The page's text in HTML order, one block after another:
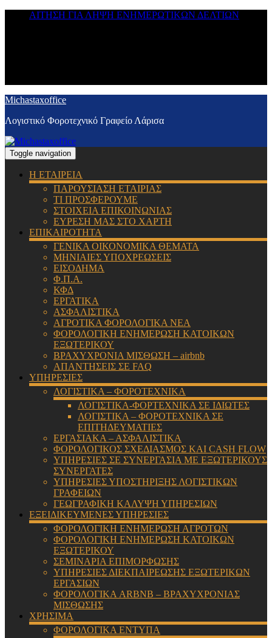
ΑΙΤΗΣΗ ΓΙΑ ΛΗΨΗ ΕΝΗΜΕΡΩΤΙΚΩΝ ΔΕΛΤΙΩΝ
Michastaxoffice
Λογιστικό Φοροτεχνικό Γραφείο Λάρισα
Toggle navigation
Η ΕΤΑΙΡΕΙΑ
ΠΑΡΟΥΣΙΑΣΗ ΕΤΑΙΡΙΑΣ
ΤΙ ΠΡΟΣΦΕΡΟΥΜΕ
ΣΤΟΙΧΕΙΑ ΕΠΙΚΟΙΝΩΝΙΑΣ
ΕΥΡΕΣΗ ΜΑΣ ΣΤΟ ΧΑΡΤΗ
ΕΠΙΚΑΙΡΟΤΗΤΑ
ΓΕΝΙΚΑ ΟΙΚΟΝΟΜΙΚΑ ΘΕΜΑΤΑ
ΜΗΝΙΑΙΕΣ ΥΠΟΧΡΕΩΣΕΙΣ
ΕΙΣΟΔΗΜΑ
Φ.Π.Α.
ΚΦΔ
ΕΡΓΑΤΙΚΑ
ΑΣΦΑΛΙΣΤΙΚΑ
ΑΓΡΟΤΙΚΑ ΦΟΡΟΛΟΓΙΚΑ ΝΕΑ
ΦΟΡΟΛΟΓΙΚΗ ΕΝΗΜΕΡΩΣΗ ΚΑΤΟΙΚΩΝ
ΕΞΩΤΕΡΙΚΟΥ
ΒΡΑΧΥΧΡΟΝΙΑ ΜΙΣΘΩΣΗ – airbnb
ΑΠΑΝΤΗΣΕΙΣ ΣΕ FAQ
ΥΠΗΡΕΣΙΕΣ
ΛΟΓΙΣΤΙΚΑ – ΦΟΡΟΤΕΧΝΙΚΑ
ΛΟΓΙΣΤΙΚΑ-ΦΟΡΤΕΧΝΙΚΑ ΣΕ ΙΔΙΩΤΕΣ
ΛΟΓΙΣΤΙΚΑ – ΦΟΡΟΤΕΧΝΙΚΑ ΣΕ
ΕΠΙΤΗΔΕΥΜΑΤΙΕΣ
ΕΡΓΑΣΙΑΚΑ – ΑΣΦΑΛΙΣΤΙΚΑ
ΦΟΡΟΛΟΓΙΚΟΣ ΣΧΕΔΙΑΣΜΟΣ ΚΑΙ CASH FLOW
ΥΠΗΡΕΣΙΕΣ ΣΕ ΣΥΝΕΡΓΑΣΙΑ ΜΕ ΕΞΩΤΕΡΙΚΟΥΣ
ΣΥΝΕΡΓΑΤΕΣ
ΥΠΗΡΕΣΙΕΣ ΥΠΟΣΤΗΡΙΞΗΣ ΛΟΓΙΣΤΙΚΩΝ
ΓΡΑΦΕΙΩΝ
ΓΕΩΓΡΑΦΙΚΗ ΚΑΛΥΨΗ ΥΠΗΡΕΣΙΩΝ
ΕΞΕΙΔΙΚΕΥΜΕΝΕΣ ΥΠΗΡΕΣΙΕΣ
ΦΟΡΟΛΟΓΙΚΗ ΕΝΗΜΕΡΩΣΗ ΑΓΡΟΤΩΝ
ΦΟΡΟΛΟΓΙΚΗ ΕΝΗΜΕΡΩΣΗ ΚΑΤΟΙΚΩΝ
ΕΞΩΤΕΡΙΚΟΥ
ΣΕΜΙΝΑΡΙΑ ΕΠΙΜΟΡΦΩΣΗΣ
ΥΠΗΡΕΣΙΕΣ ΔΙΕΚΠΑΙΡΕΩΣΗΣ ΕΞΩΤΕΡΙΚΩΝ
ΕΡΓΑΣΙΩΝ
ΦΟΡΟΛΟΓΙΚΑ ARBNB – ΒΡΑΧΥΧΡΟΝΙΑΣ
ΜΙΣΘΩΣΗΣ
ΧΡΗΣΙΜΑ
ΦΟΡΟΛΟΓΙΚΑ ΕΝΤΥΠΑ